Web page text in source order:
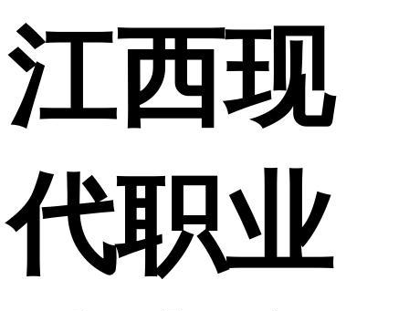
江西现
代职业